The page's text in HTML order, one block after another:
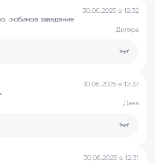
30.06.2025 в 12:32
любимое заведение
Диляра
30.06.2025 в 12:32
Дана
30.06.2025 в 12:31